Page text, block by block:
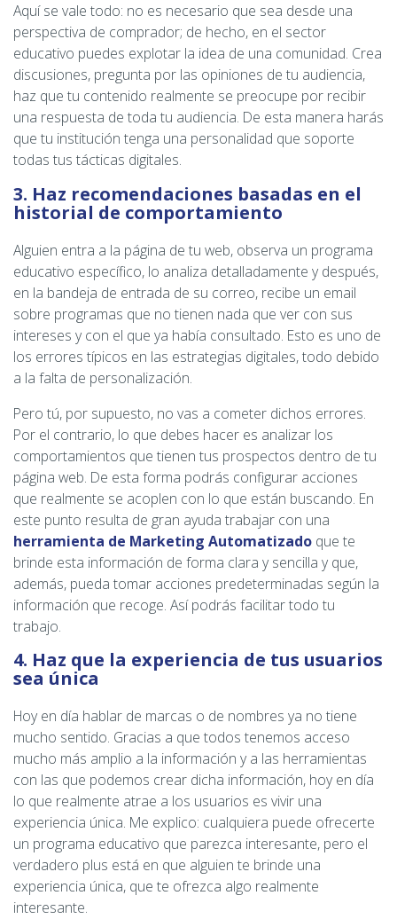
Aquí se vale todo: no es necesario que sea desde una
perspectiva de comprador; de hecho, en el sector
educativo puedes explotar la idea de una comunidad. Crea
discusiones, pregunta por las opiniones de tu audiencia,
haz que tu contenido realmente se preocupe por recibir
una respuesta de toda tu audiencia. De esta manera harás
que tu institución tenga una personalidad que soporte
todas tus tácticas digitales.
3. Haz recomendaciones basadas en el
historial de comportamiento
Alguien entra a la página de tu web, observa un programa
educativo específico, lo analiza detalladamente y después,
en la bandeja de entrada de su correo, recibe un email
sobre programas que no tienen nada que ver con sus
intereses y con el que ya había consultado. Esto es uno de
los errores típicos en las estrategias digitales, todo debido
a la falta de personalización.
Pero tú, por supuesto, no vas a cometer dichos errores.
Por el contrario, lo que debes hacer es analizar los
comportamientos que tienen tus prospectos dentro de tu
página web. De esta forma podrás configurar acciones
que realmente se acoplen con lo que están buscando. En
este punto resulta de gran ayuda trabajar con una
herramienta de Marketing Automatizado que te
brinde esta información de forma clara y sencilla y que,
además, pueda tomar acciones predeterminadas según la
información que recoge. Así podrás facilitar todo tu
trabajo.
4. Haz que la experiencia de tus usuarios
sea única
Hoy en día hablar de marcas o de nombres ya no tiene
mucho sentido. Gracias a que todos tenemos acceso
mucho más amplio a la información y a las herramientas
con las que podemos crear dicha información, hoy en día
lo que realmente atrae a los usuarios es vivir una
experiencia única. Me explico: cualquiera puede ofrecerte
un programa educativo que parezca interesante, pero el
verdadero plus está en que alguien te brinde una
experiencia única, que te ofrezca algo realmente
interesante.